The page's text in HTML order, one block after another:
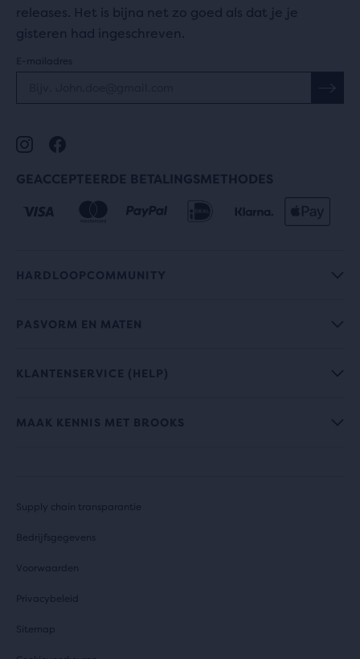
releases. Het is bijna net zo goed als dat je je
gisteren had ingeschreven.
E-mailadres
GEACCEPTEERDE BETALINGSMETHODES
HARDLOOPCOMMUNITY
PASVORM EN MATEN
KLANTENSERVICE (HELP)
MAAK KENNIS MET BROOKS
Supply chain transparantie
Bedrijfsgegevens
Voorwaarden
Privacybeleid
Sitemap